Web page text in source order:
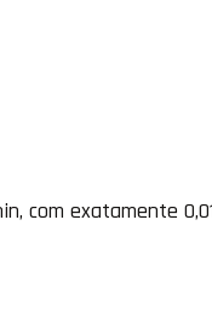
com exatamente